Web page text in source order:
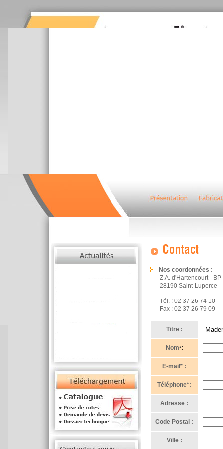
Nos coordonnées :
Z.A. d'Hartencourt - BP
28190 Saint-Luperce
Tél. : 02 37 26 74 10
Fax : 02 37 26 79 09
Titre :
Nom*:
E-mail* :
Téléphone*:
Adresse :
Code Postal :
Ville :